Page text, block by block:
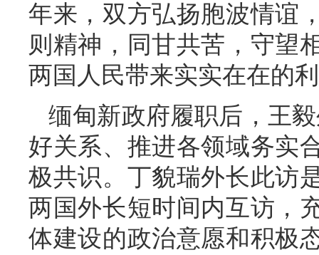
年来，双方弘扬胞波情谊
则精神，同甘共苦，守望
两国人民带来实实在在的
缅甸新政府履职后，王
好关系、推进各领域务实
极共识。丁貌瑞外长此访
两国外长短时间内互访，
体建设的政治意愿和积极